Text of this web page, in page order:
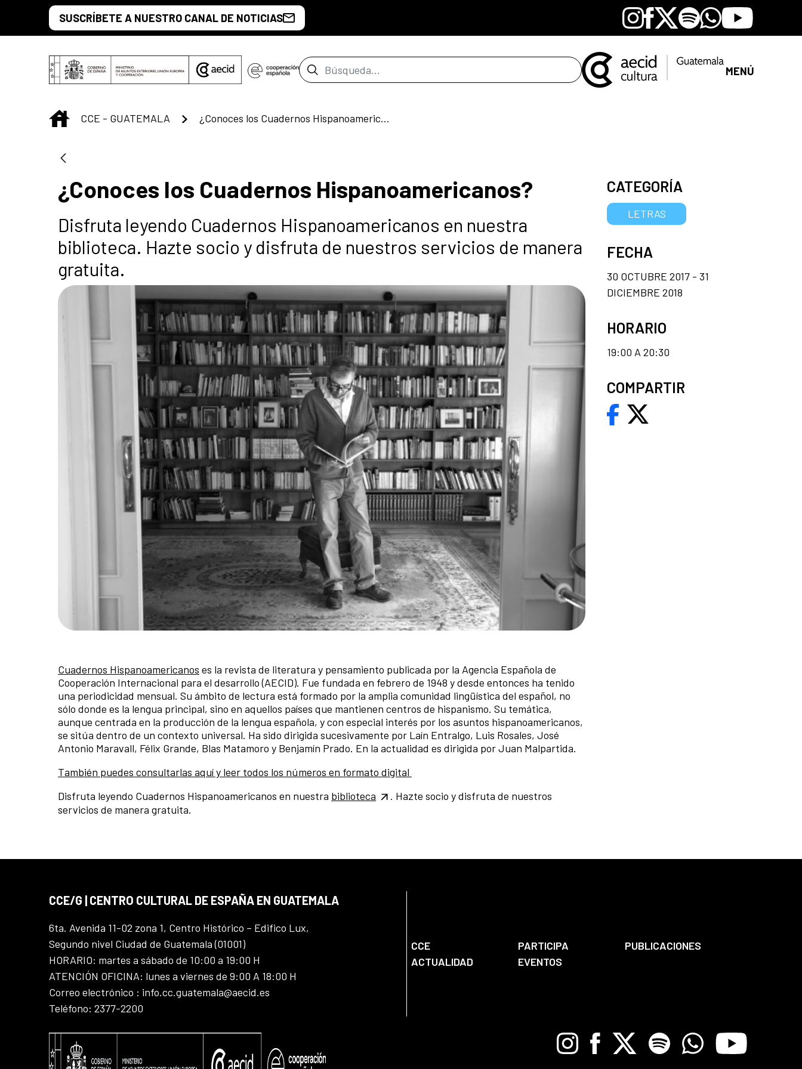
Saltar al contenido principal
SUSCRÍBETE A NUESTRO CANAL DE NOTICIAS Instagram
Facebook
X SpotifyWhatsapp
Youtube
Barra de búsqueda MENÚ
INICIO
CCE - GUATEMALA ¿Conoces los Cuadernos Hispanoamericanos?
¿Conoces los Cuadernos Hispanoamericanos?
Disfruta leyendo Cuadernos Hispanoamericanos en nuestra
biblioteca. Hazte socio y disfruta de nuestros servicios de manera
gratuita.
Cuadernos Hispanoamericanos es la revista de literatura y pensamiento publicada por la Agencia Española de
Cooperación Internacional para el desarrollo (AECID). Fue fundada en febrero de 1948 y desde entonces ha tenido
una periodicidad mensual. Su ámbito de lectura está formado por la amplia comunidad lingüística del español, no
sólo donde es la lengua principal, sino en aquellos países que mantienen centros de hispanismo. Su temática,
aunque centrada en la producción de la lengua española, y con especial interés por los asuntos hispanoamericanos,
se sitúa dentro de un contexto universal. Ha sido dirigida sucesivamente por Laín Entralgo, Luis Rosales, José
Antonio Maravall, Félix Grande, Blas Matamoro y Benjamín Prado. En la actualidad es dirigida por Juan Malpartida.
También puedes consultarlas aquí y leer todos los números en formato digital
Disfruta leyendo Cuadernos Hispanoamericanos en nuestra biblioteca
. Hazte socio y disfruta de nuestros
servicios de manera gratuita.
CATEGORÍA
LETRAS
FECHA
30 OCTUBRE 2017 - 31
DICIEMBRE 2018
HORARIO
19:00 A 20:30
COMPARTIR
CCE/G | CENTRO CULTURAL DE ESPAÑA EN GUATEMALA
6ta. Avenida 11-02 zona 1, Centro Histórico – Edifico Lux,
Segundo nivel Ciudad de Guatemala (01001)
HORARIO: martes a sábado de 10:00 a 19:00 H
ATENCIÓN OFICINA: lunes a viernes de 9:00 A 18:00 H
Correo electrónico : info.cc.guatemala@aecid.es
Teléfono: 2377-2200
CCE PARTICIPA
PUBLICACIONES
ACTUALIDAD
EVENTOS
InstagramFacebook
X Spotify WhatsappYoutube